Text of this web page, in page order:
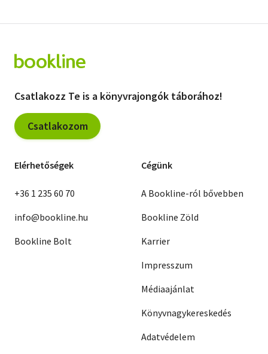
Csatlakozz Te is a könyvrajongók táborához!
Csatlakozom
Elérhetőségek
+36 1 235 60 70
info@bookline.hu
Bookline Bolt
Cégünk
A Bookline-ról bővebben
Bookline Zöld
Karrier
Impresszum
Médiaajánlat
Könyvnagykereskedés
Adatvédelem